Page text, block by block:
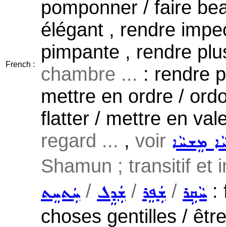
French :
pomponner / faire
élégant , rendre
pimpante , rendre
chambre ... : rendre
mettre en ordre /
flatter / mettre en
regard ... , voir ܡܸܫܚܵܐ
Shamun ; transitif et
ܚܲܬܚܸܬ / ܫܲܕܸܠ / ܫܲܦܸܪ / ܚܵܩܹܪ :
choses gentilles /